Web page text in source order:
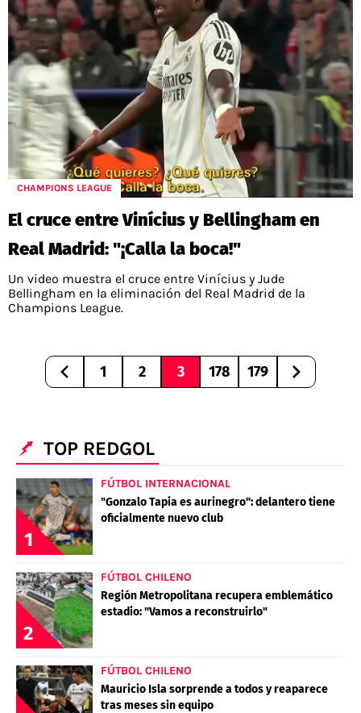
CHAMPIONS LEAGUE
El cruce entre Vinícius y Bellingham en
Real Madrid: "¡Calla la boca!"
Un video muestra el cruce entre Vinícius y Jude
Bellingham en la eliminación del Real Madrid de la
Champions League.
1 2 3 178 179
TOP REDGOL
1
FÚTBOL INTERNACIONAL
"Gonzalo Tapia es aurinegro": delantero tiene
oficialmente nuevo club
2
FÚTBOL CHILENO
Región Metropolitana recupera emblemático
estadio: "Vamos a reconstruirlo"
FÚTBOL CHILENO
Mauricio Isla sorprende a todos y reaparece
tras meses sin equipo